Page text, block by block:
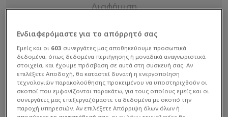
Ενδιαφερόμαστε για το απόρρητό σας
Εμείς και οι 603 συνεργάτες μας αποθηκεύουμε προσωπικά
δεδομένα, όπως δεδομένα περιήγησης ή μοναδικά αναγνωριστικά
στοιχεία, και έχουμε πρόσβαση σε αυτά στη συσκευή σας. Αν
επιλέξετε Αποδοχή, θα καταστεί δυνατή η ενεργοποίηση
τεχνολογιών παρακολούθησης προκειμένου να υποστηριχθούν οι
σκοποί που εμφανίζονται παρακάτω, για τους οποίους εμείς και οι
συνεργάτες μας επεξεργαζόμαστε τα δεδομένα με σκοπό την
παροχή υπηρεσιών. Αν επιλέξετε Απόρριψη όλων όλων ή